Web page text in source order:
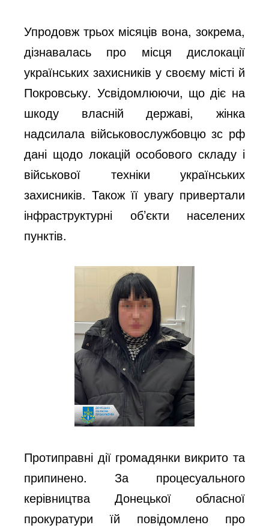
Упродовж трьох місяців вона, зокрема,
дізнавалась про місця дислокації
українських захисників у своєму місті й
Покровську. Усвідомлюючи, що діє на
шкоду власній державі, жінка
надсилала військовослужбовцю зс рф
дані щодо локацій особового складу і
військової техніки українських
захисників. Також її увагу привертали
інфраструктурні об’єкти населених
пунктів.
Протиправні дії громадянки викрито та
припинено. За процесуального
керівництва Донецької обласної
прокуратури їй повідомлено про